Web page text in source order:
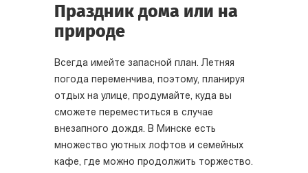
Праздник дома или на
природе
Всегда имейте запасной план. Летняя
погода переменчива, поэтому, планируя
отдых на улице, продумайте, куда вы
сможете переместиться в случае
внезапного дождя. В Минске есть
множество уютных лофтов и семейных
кафе, где можно продолжить торжество.